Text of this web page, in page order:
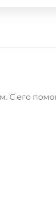
С его